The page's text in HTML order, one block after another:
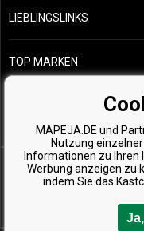
Rückgabe
LIEBLINGSLINKS
TOP MARKEN
MAPEJA.DE und
Nutzung
Informationen zu Ihren
Werbung anzeigen zu
indem Sie das